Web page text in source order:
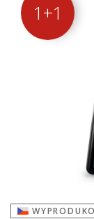
1+1